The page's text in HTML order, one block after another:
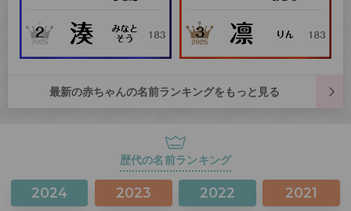
最新の赤ちゃんの名前ランキングをもっと見る
歴代の名前ランキング
2024 2023 2022 2021